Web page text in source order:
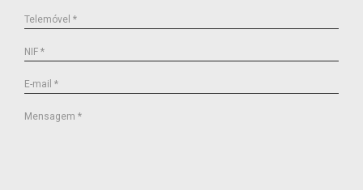
Telemóvel *
NIF *
E-mail *
Mensagem *